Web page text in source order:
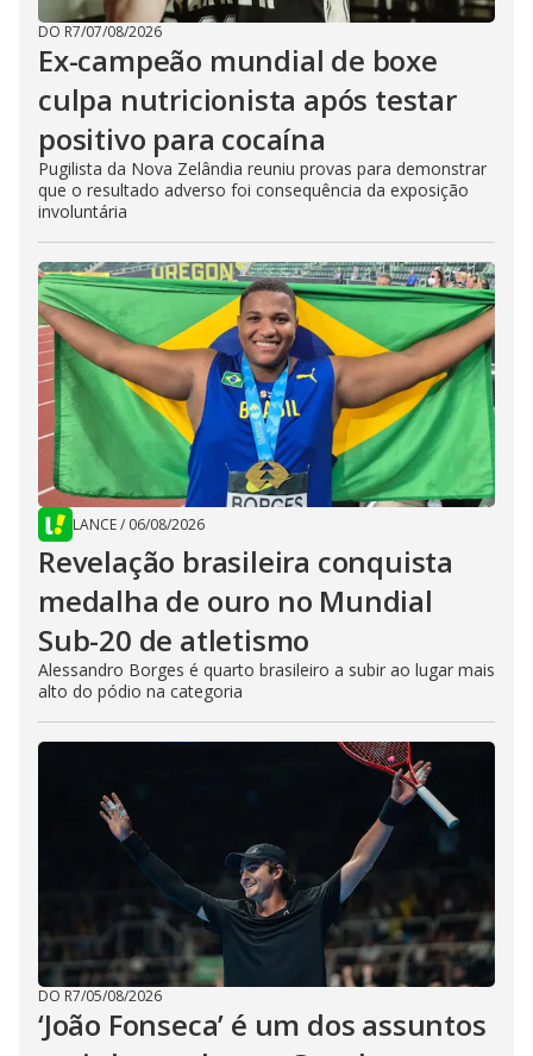
DO R7/07/08/2026
Ex-campeão mundial de boxe
culpa nutricionista após testar
positivo para cocaína
Pugilista da Nova Zelândia reuniu provas para demonstrar
que o resultado adverso foi consequência da exposição
involuntária
LANCE/ 06/08/2026
Revelação brasileira conquista
medalha de ouro no Mundial
Sub-20 de atletismo
Alessandro Borges é quarto brasileiro a subir ao lugar mais
alto do pódio na categoria
DO R7/05/08/2026
‘João Fonseca’ é um dos assuntos